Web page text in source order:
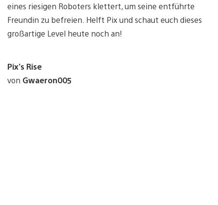
eines riesigen Roboters klettert, um seine entführte
Freundin zu befreien. Helft Pix und schaut euch dieses
großartige Level heute noch an!
Pix’s Rise
von Gwaeron005